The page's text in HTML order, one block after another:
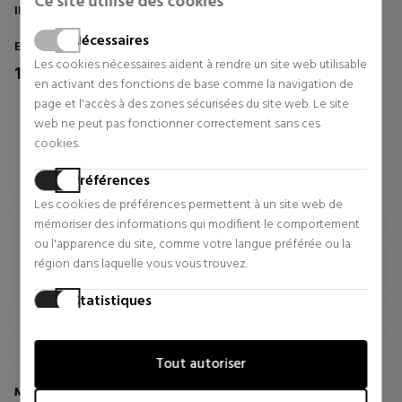
Nécessaires
Les cookies nécessaires aident à rendre un site web utilisable
en activant des fonctions de base comme la navigation de
page et l'accès à des zones sécurisées du site web. Le site
web ne peut pas fonctionner correctement sans ces
cookies.
Préférences
Les cookies de préférences permettent à un site web de
mémoriser des informations qui modifient le comportement
ou l'apparence du site, comme votre langue préférée ou la
région dans laquelle vous vous trouvez.
Statistiques
à comprendre comment les visiteurs interagissent avec les
sites web en collectant et en fournissant des informations
de manière anonyme.
Tout autoriser
INTENSE STARRY NIGHTS
Extrait De Parfum
170,00 €
1 revues
OUD EDITION
130,00 €
0 revues
MONTALE
MONTALE